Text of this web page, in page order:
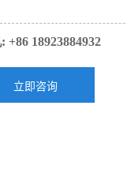
+86 18923884932